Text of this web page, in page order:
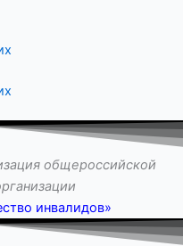
общероссийской
инвалидов»